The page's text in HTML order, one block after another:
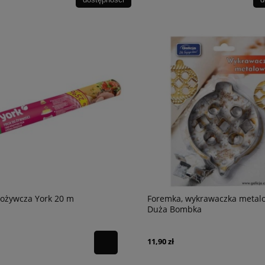
York 20 m
Foremka, wykrawaczka
Duża Bombka
11,90 zł